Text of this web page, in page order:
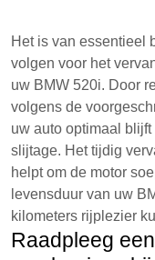
Het is van essentieel
volgen voor het
uw BMW 520i. Door
volgens de
uw auto optimaal
slijtage. Het tijdig
helpt om de motor
levensduur van uw
kilometers rijplezier
Raadpleeg